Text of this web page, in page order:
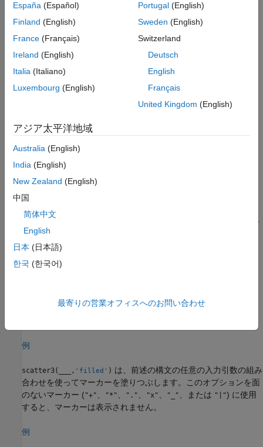
参考
scatter3(
で指定された位置に散布マ
ーカーをプロットします。
さのベクトルとして指定します。
同じ座標軸セットに複数の座標セットをプロットするには、
例
scatter3( X ,
マーカーのサイズを変えるには、
複数の座標セット間で異なるサイズを指定するには、行列を
指定します。
例
す。たとえば、 を"red" として指定すると、すべてのマーカー
例
scatter3( , 'filled' ) は、前述の構文の任意の入力引数の組み
合わせを使ってマーカーを塗りつぶします。このオプションを面
のないマーカー ("+" 、 "*" 、 "." 、 "x" 、 "_" 、または "|") に使用
すると、マーカーは表示されません。
例
España (Español)
Finland (English)
France (Français)
Ireland (English)
Italia (Italiano)
Luxembourg (English)
Portugal(English)
Sweden (English)
Switzerland
Deutsch
English
Français
United Kingdom (English)
アジア太平洋地域
Australia (English)
India (English)
New Zealand (English)
中国
简体中文
English
日本 (日本語)
한국 (한국어)
最寄りの営業オフィスへのお問い合わせ